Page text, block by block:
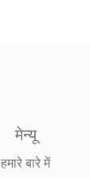
मेन्यू
हमारे बारे में